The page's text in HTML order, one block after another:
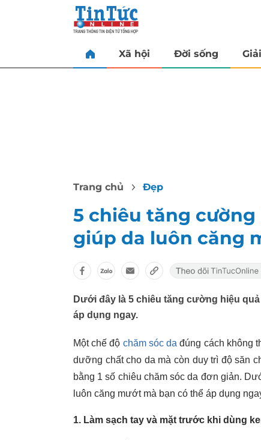
Xã hội Đời sống
Trang chủ Đẹp
5 chiêu tăng
giúp da luôn căng
Dưới đây là 5 chiêu tăng cường hiệu
áp dụng ngay.
Một chế độ chăm sóc da đúng cách không
dưỡng chất cho da mà còn duy trì độ săn
bằng 1 số chiêu chăm sóc da đơn giản.
luôn căng mướt mà bạn có thể áp dụng
1. Làm sạch tay và mặt trước khi dùng